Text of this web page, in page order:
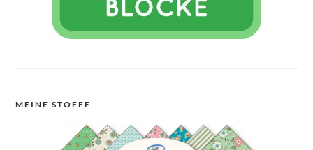
MEINE STOFFE